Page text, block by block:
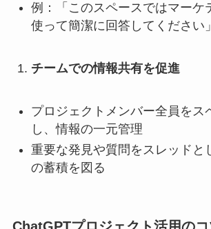
例：「このスペースではマーケ
使って簡潔に回答してください
チームでの情報共有を促進
プロジェクトメンバー全員をス
し、情報の一元管理
重要な発見や質問をスレッドと
の蓄積を図る